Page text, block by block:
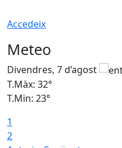
Accedeix
Meteo
Divendres, 7 d’agost
T.Màx: 32°
T.Min: 23°
1
2